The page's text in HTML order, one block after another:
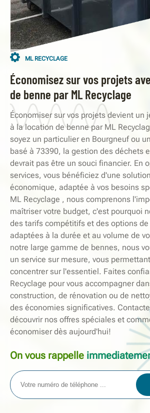
ML RECYCLAGE
Économisez sur vos projets
de benne par ML Recyclage
Économiser sur vos projets devient un
à la location de benne par ML
soyez un particulier en Bourgneuf ou
basé à 73390, la gestion des déchets
devrait pas être un souci financier. En
services, vous bénéficiez d'une
économique, adaptée à vos besoins
ML Recyclage , nous comprenons
maîtriser votre budget, c'est pourquoi
des tarifs compétitifs et des options
adaptées à la durée et au volume de
notre large gamme de bennes, nous
un service sur mesure, vous
concentrer sur l'essentiel. Faites
Recyclage pour vous accompagner
construction, de rénovation ou de
des économies significatives.
découvrir nos offres spéciales et
économiser dès aujourd'hui!
On vous rappelle